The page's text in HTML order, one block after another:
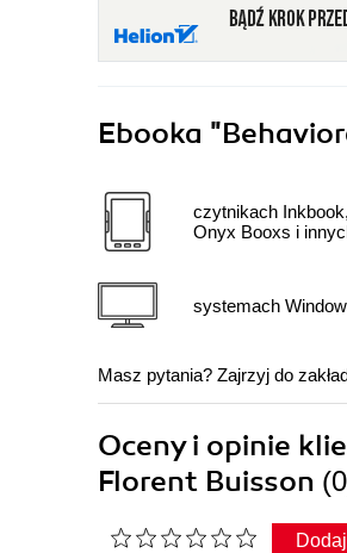
Ebooka
czytnikach
Onyx Booxs i
systemach
Masz pytania? Zajrzyj do
Oceny i opinie
Florent Buisson